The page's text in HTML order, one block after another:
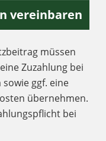
vereinbaren
müssen
Zuzahlung bei
ggf. eine
übernehmen.
bei